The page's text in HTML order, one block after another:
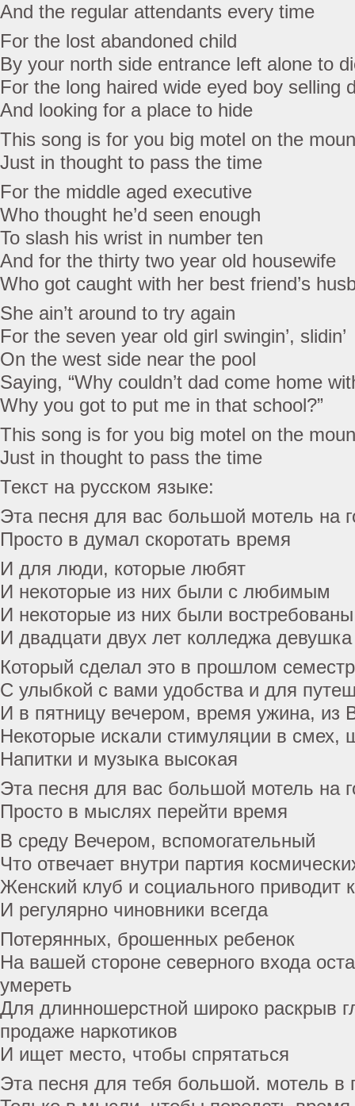
And the regular attendants every time
For the lost abandoned child
By your north side entrance left alone to
For the long haired wide eyed boy selling
And looking for a place to hide
This song is for you big motel on the
Just in thought to pass the time
For the middle aged executive
Who thought he’d seen enough
To slash his wrist in number ten
And for the thirty two year old housewife
Who got caught with her best friend’s
She ain’t around to try again
For the seven year old girl swingin’, slidin’
On the west side near the pool
Saying, “Why couldn’t dad come home
Why you got to put me in that school?”
This song is for you big motel on the
Just in thought to pass the time
Текст на русском языке:
Эта песня для вас большой мотель на
Просто в думал скоротать время
И для люди, которые любят
И некоторые из них были с любимым
И некоторые из них были
И двадцати двух лет колледжа девушка
Который сделал это в прошлом семестр
С улыбкой с вами удобства и для
И в пятницу вечером, время ужина, из
Некоторые искали стимуляции в смех,
Напитки и музыка высокая
Эта песня для вас большой мотель на
Просто в мыслях перейти время
В среду Вечером, вспомогательный
Что отвечает внутри партия
Женский клуб и социального приводит к
И регулярно чиновники всегда
Потерянных, брошенных ребенок
На вашей стороне северного входа
умереть
Для длинношерстной широко раскрыв
продаже наркотиков
И ищет место, чтобы спрятаться
Эта песня для тебя большой. мотель в